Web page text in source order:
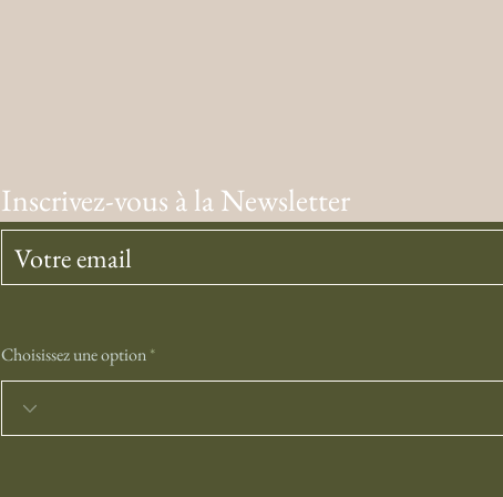
Inscrivez-vous à la Newsletter
Choisissez une option